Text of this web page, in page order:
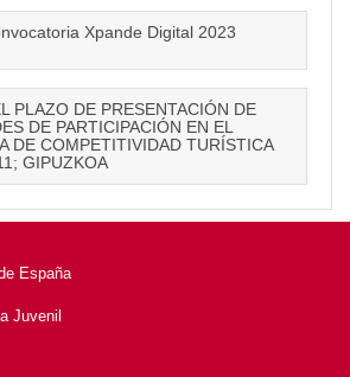
Xpande Digital 2023
PLAZO DE PRESENTACIÓN DE
DE PARTICIPACIÓN EN EL
DE COMPETITIVIDAD TURÍSTICA
GIPUZKOA
España
Juvenil